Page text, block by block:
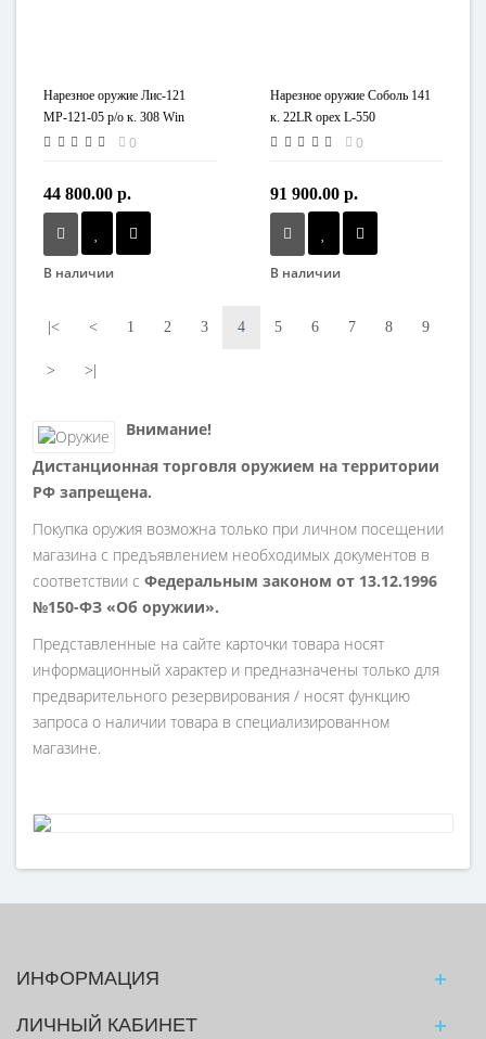
Нарезное оружие Лис-121
МР-121-05 р/о к. 308 Win
0
44 800.00 р.
В наличии
Нарезное оружие Соболь 141
к. 22LR орех L-550
0
91 900.00 р.
В наличии
|< < 1 2 3 4 5 6 7 8 9
> >|
Внимание!
Дистанционная торговля оружием на территории
РФ запрещена.
Покупка оружия возможна только при личном посещении
магазина с предъявлением необходимых документов в
соответствии с Федеральным законом от 13.12.1996
№150-ФЗ «Об оружии».
Представленные на сайте карточки товара носят
информационный характер и предназначены только для
предварительного резервирования / носят функцию
запроса о наличии товара в специализированном
магазине.
ИНФОРМАЦИЯ
ЛИЧНЫЙ КАБИНЕТ